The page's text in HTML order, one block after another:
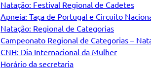
Natação: Festival Regional de Cadetes
Apneia: Taça de Portugal e Circuito
Natação: Regional de Categorias
Campeonato Regional de Categorias –
CNH: Dia Internacional da Mulher
Horário da secretaria